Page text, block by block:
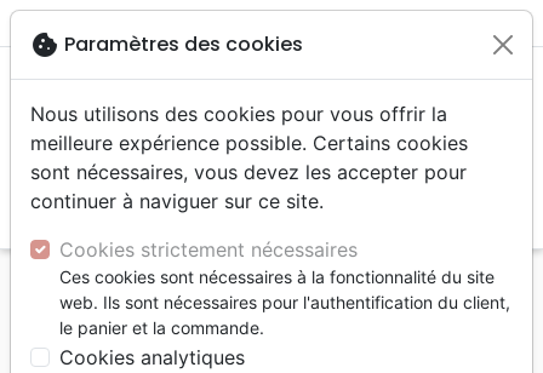
menu
Accueil Livres
Eglise
Église sans les murs (L') - Cheminer ensemble avec
Jésus
cookie Paramètres des cookies
Nous utilisons des cookies pour vous offrir la
meilleure expérience possible. Certains cookies
sont nécessaires, vous devez les accepter pour
continuer à naviguer sur ce site.
Cookies strictement nécessaires
Ces cookies sont nécessaires à la fonctionnalité du site
web. Ils sont nécessaires pour l'authentification du client,
le panier et la commande.
Cookies analytiques